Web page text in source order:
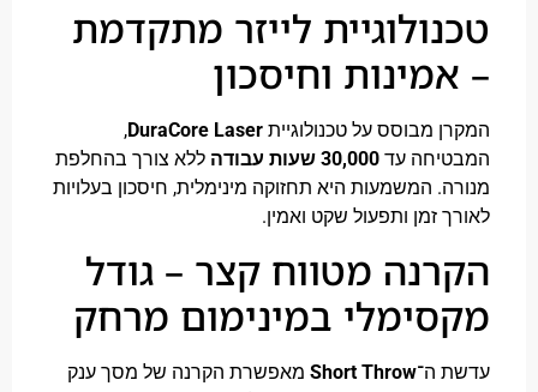
לייזר מתקדמת
וחיסכון
מבוסס על טכנולוגיית DuraCore Laser
,
עד30,000 שעות עבודה
ללא צורך בהחלפת
המשמעות היא תחזוקה מינימלית, חיסכון בעלויות
זמן ותפעול שקט ואמין.
מטווח קצר – גודל
במינימום מרחק
Short Throwמאפשרת הקרנה של מסך ענק